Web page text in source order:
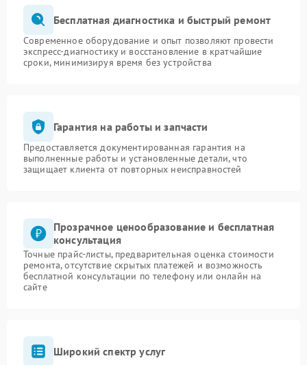
Бесплатная диагностика и быстрый ремонт
Современное оборудование и опыт позволяют провести
экспресс-диагностику и восстановление в кратчайшие
сроки, минимизируя время без устройства
Гарантия на работы и запчасти
Предоставляется документированная гарантия на
выполненные работы и установленные детали, что
защищает клиента от повторных неисправностей
Прозрачное ценообразование и бесплатная
консультация
Точные прайс-листы, предварительная оценка стоимости
ремонта, отсутствие скрытых платежей и возможность
бесплатной консультации по телефону или онлайн на
сайте
Широкий спектр услуг